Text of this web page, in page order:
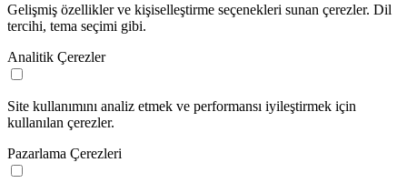
Gelişmiş özellikler ve kişiselleştirme seçenekleri sunan çerezler. Dil
tercihi, tema seçimi gibi.
Analitik Çerezler
Site kullanımını analiz etmek ve performansı iyileştirmek için
kullanılan çerezler.
Pazarlama Çerezleri